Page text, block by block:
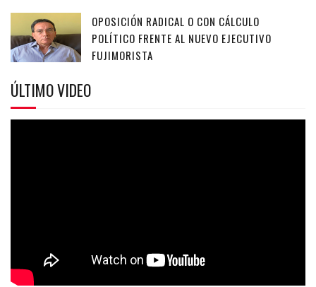
OPOSICIÓN RADICAL O CON CÁLCULO
POLÍTICO FRENTE AL NUEVO EJECUTIVO
FUJIMORISTA
ÚLTIMO VIDEO